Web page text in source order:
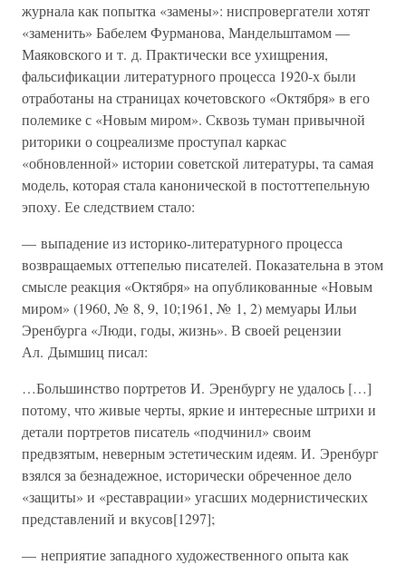
журнала как попытка «замены»: ниспровергатели хотят
«заменить» Бабелем Фурманова, Мандельштамом —
Маяковского и т. д. Практически все ухищрения,
фальсификации литературного процесса 1920-х были
отработаны на страницах кочетовского «Октября» в его
полемике с «Новым миром». Сквозь туман привычной
риторики о соцреализме проступал каркас
«обновленной» истории советской литературы, та самая
модель, которая стала канонической в постоттепельную
эпоху. Ее следствием стало:
— выпадение из историко-литературного процесса
возвращаемых оттепелью писателей. Показательна в этом
смысле реакция «Октября» на опубликованные «Новым
миром» (1960, № 8, 9, 10;1961, № 1, 2) мемуары Ильи
Эренбурга «Люди, годы, жизнь». В своей рецензии
Ал. Дымшиц писал:
…Большинство портретов И. Эренбургу не удалось […]
потому, что живые черты, яркие и интересные штрихи и
детали портретов писатель «подчинил» своим
предвзятым, неверным эстетическим идеям. И. Эренбург
взялся за безнадежное, исторически обреченное дело
«защиты» и «реставрации» угасших модернистических
представлений и вкусов[1297];
— неприятие западного художественного опыта как